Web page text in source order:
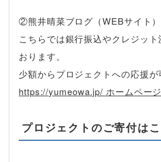
②熊井晴菜ブログ（WEBサイト）
こちらでは銀行振込やクレジッ
おります。
少額からプロジェクトへの応援が
https://yumeowa.jp/ ホームペー
プロジェクトのご寄付は